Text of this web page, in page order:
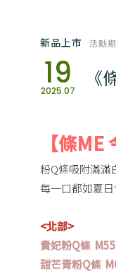
新品上市 活動
19
2025.07
《
【條ME
粉Q條吸附滿滿
每一口都如夏
<北部>
貴妃粉Q條
甜芒青粉Q條